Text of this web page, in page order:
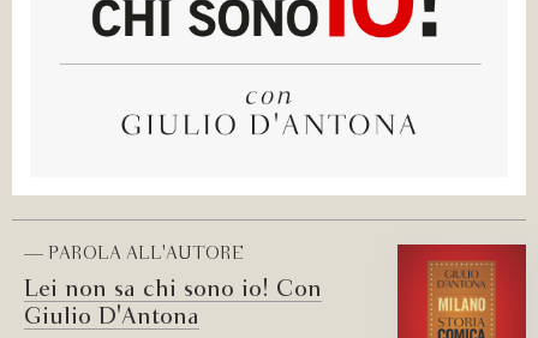
— PAROLA ALL'AUTORE
Lei non sa chi sono io! Con
Giulio D'Antona